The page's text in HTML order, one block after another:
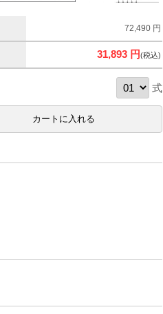
72,490 円
31,893 円(税込)
式